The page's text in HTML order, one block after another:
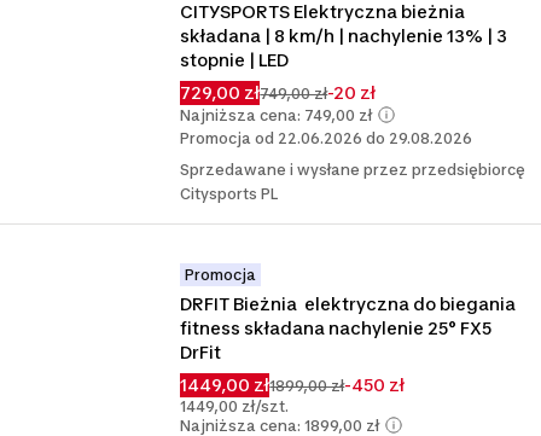
CITYSPORTS Elektryczna bieżnia
składana | 8 km/h | nachylenie 13% | 3
stopnie | LED
729,00 zł749,00 zł-20 zł
Najniższa cena: 749,00 zł
Promocja od 22.06.2026 do 29.08.2026
Sprzedawane i wysłane przez przedsiębiorcę
Citysports PL
Promocja
DRFIT Bieżnia  elektryczna do biegania
fitness składana nachylenie 25° FX5
DrFit
1449,00 zł1899,00 zł-450 zł
1449,00 zł/szt.
Najniższa cena: 1899,00 zł